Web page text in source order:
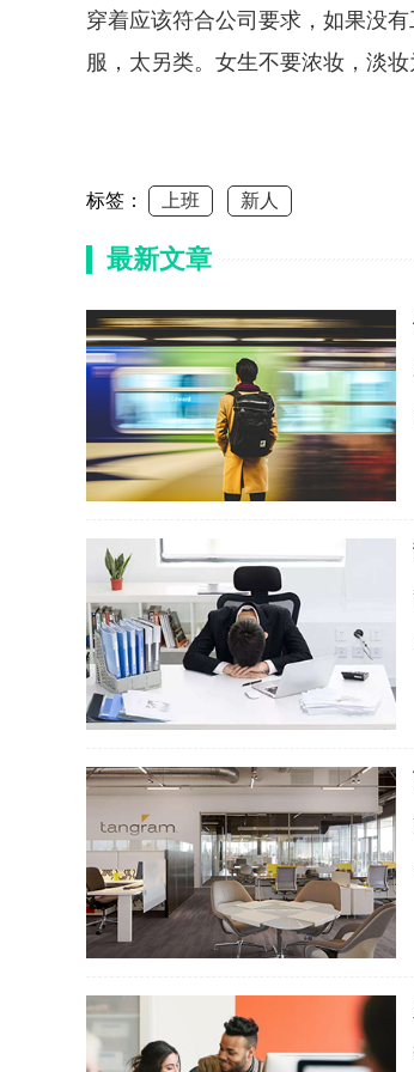
穿着应该符合公司要求，如果没
服，太另类。女生不要浓妆，淡
标签： 上班 新人
最新文章